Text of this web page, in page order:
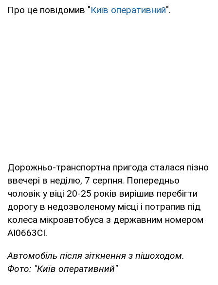
Про це повідомив "Київ оперативний".
Дорожньо-транспортна пригода сталася пізно
ввечері в неділю, 7 серпня. Попередньо
чоловік у віці 20-25 років вирішив перебігти
дорогу в недозволеному місці і потрапив під
колеса мікроавтобуса з державним номером
АІ0663СІ.
Автомобіль після зіткнення з пішоходом.
Фото: "Київ оперативний"